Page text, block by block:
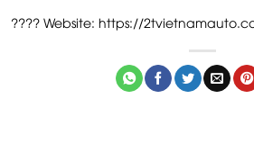
???? Website: https://